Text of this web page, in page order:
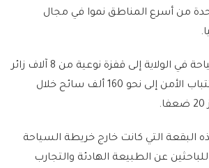
من أسرع المناطق نموا في مجال
ويشير مسؤولو السياحة في الولاية إلى قفزة نوعية من 8 آلاف زائر
سنويا فقط قبل استتباب الأمن إلى نحو 160 ألف سائح خلال
البقعة التي كانت خارج خريطة السياحة
عن الطبيعة الهادئة والتجارب